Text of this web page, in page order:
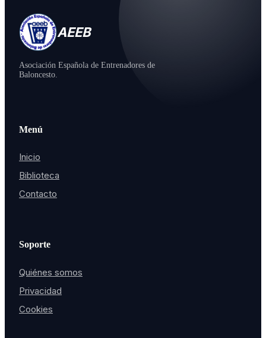
AEEB
Asociación Española de Entrenadores de
Baloncesto.
Menú
Inicio
Biblioteca
Contacto
Soporte
Quiénes somos
Privacidad
Cookies